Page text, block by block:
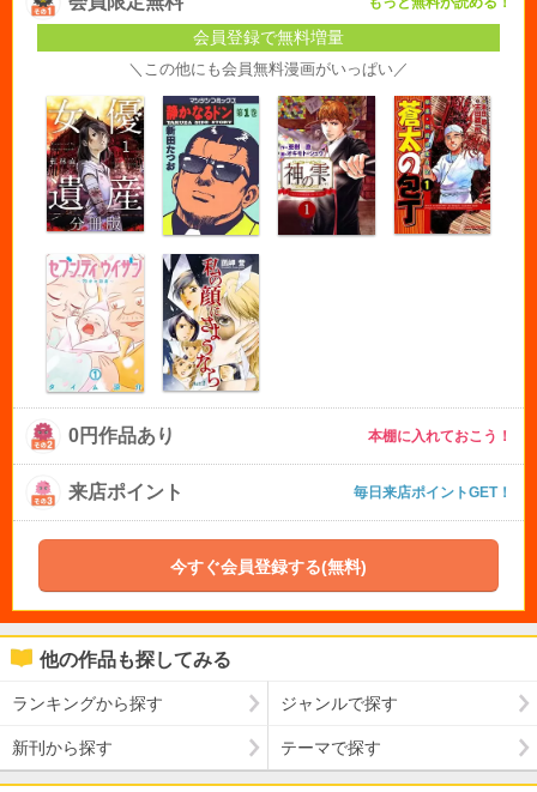
会員登録で無料増量
＼この他にも会員無料漫画がいっぱい／
0円作品あり 本棚に入れておこう！
来店ポイント 毎日来店ポイントGET！
今すぐ会員登録する(無料)
他の作品も探してみる
ランキングから探す ジャンルで探す
新刊から探す テーマで探す